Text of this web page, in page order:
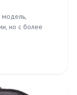
модель,
но с более